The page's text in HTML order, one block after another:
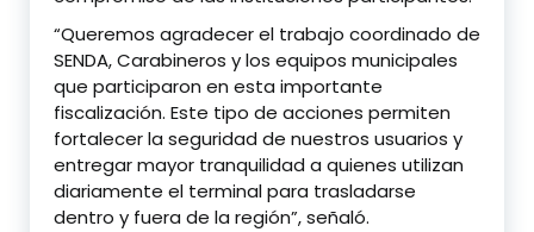
“Queremos agradecer el trabajo coordinado de
SENDA, Carabineros y los equipos municipales
que participaron en esta importante
fiscalización. Este tipo de acciones permiten
fortalecer la seguridad de nuestros usuarios y
entregar mayor tranquilidad a quienes utilizan
diariamente el terminal para trasladarse
dentro y fuera de la región”, señaló.